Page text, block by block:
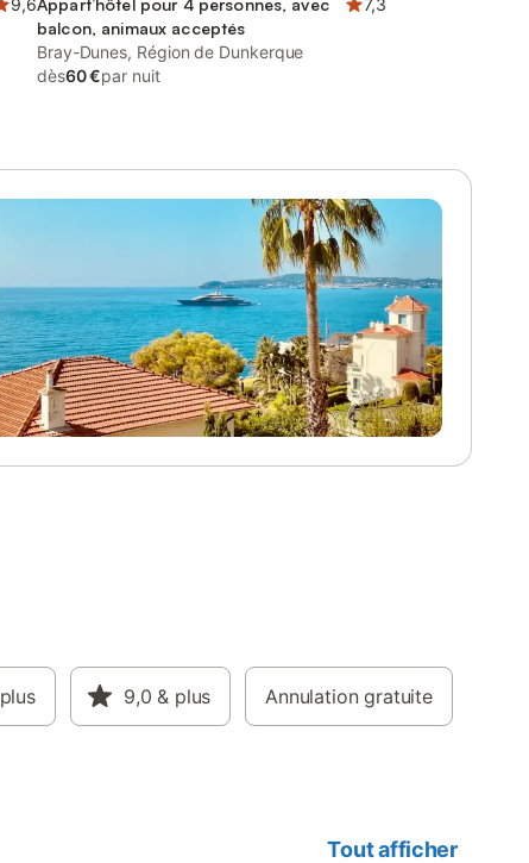
9,6Appart’hôtel pour 4 personnes, avec
balcon, animaux acceptés
7,3
Bray-Dunes, Région de Dunkerque
dès60 €par nuit
9,0 & plus Annulation gratuite
Tout afficher